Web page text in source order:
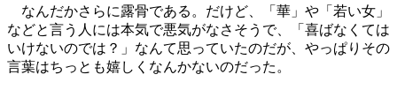
なんだかさらに露骨である。だけど、「華」や「若い女」
などと言う人には本気で悪気がなさそうで、「喜ばなくては
いけないのでは？」なんて思っていたのだが、やっぱりその
言葉はちっとも嬉しくなんかないのだった。